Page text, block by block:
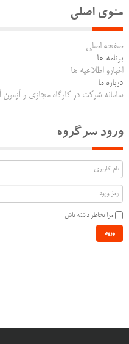
منوی اصلی
صفحه اصلی
برنامه ها
اخبارو اطلاعیه ها
درباره ما
سامانه شرکت در کارگاه مجازی و آزمون
ورود سرگروه
مرا بخاطر داشته باش
ورود